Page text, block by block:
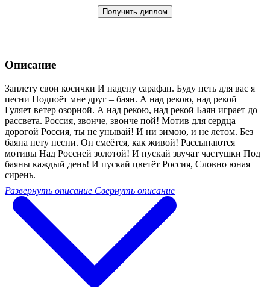
Получить диплом
Описание
Заплету свои косички И надену сарафан. Буду петь для вас я
песни Подпоёт мне друг – баян. А над рекою, над рекой
Гуляет ветер озорной. А над рекою, над рекой Баян играет до
рассвета. Россия, звонче, звонче пой! Мотив для сердца
дорогой Россия, ты не унывай! И ни зимою, и не летом. Без
баяна нету песни. Он смеётся, как живой! Рассыпаются
мотивы Над Россией золотой! И пускай звучат частушки Под
баяны каждый день! И пускай цветёт Россия, Словно юная
сирень.
Развернуть описание Свернуть описание